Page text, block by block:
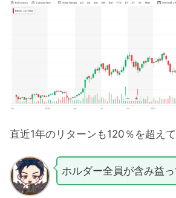
直近1年のリターンも120％を超えて
ホルダー全員が含み益